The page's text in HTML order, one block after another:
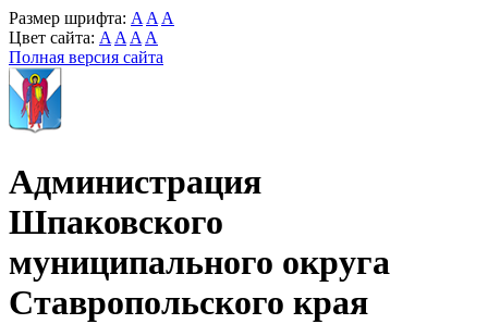
Размер шрифта: A A A
Цвет сайта: A A A A
Полная версия сайта
Администрация
Шпаковского
муниципального округа
Ставропольского края